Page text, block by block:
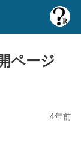
ページ
4年前